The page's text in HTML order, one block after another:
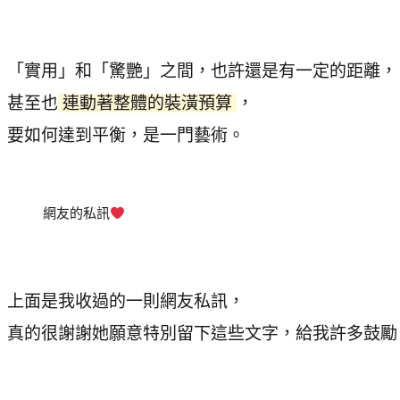
「實用」和「驚艷」之間，也許還是有一定的距離，
甚至也 連動著整體的裝潢預算
，
要如何達到平衡，是一門藝術。
網友的私訊
上面是我收過的一則網友私訊，
真的很謝謝她願意特別留下這些文字，給我許多鼓